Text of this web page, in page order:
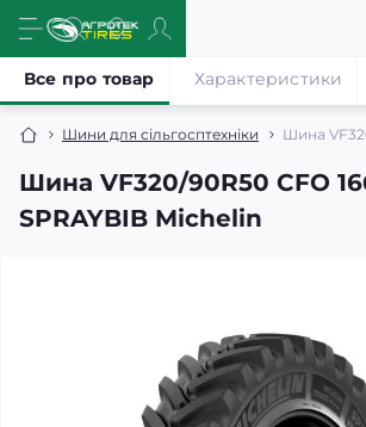
Шини для сільгосптехніки Шина
Шина VF320/90R50 CFO
SPRAYBIB Michelin
Все про товар Характеристики